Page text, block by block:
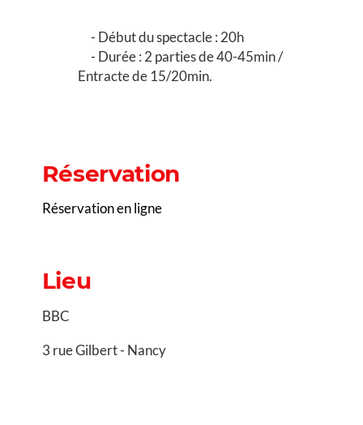
Début du spectacle : 20h
Durée : 2 parties de 40-45min /
Entracte de 15/20min.
Réservation
Réservation en ligne
Lieu
BBC
3 rue Gilbert - Nancy